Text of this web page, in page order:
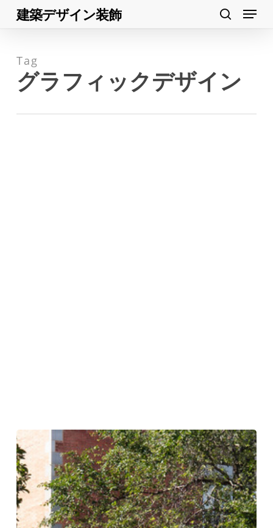
Skip
content
建築デザイン装飾 Menu
Tag
グラフィックデザイン
イ
ン
タ
ー
フ